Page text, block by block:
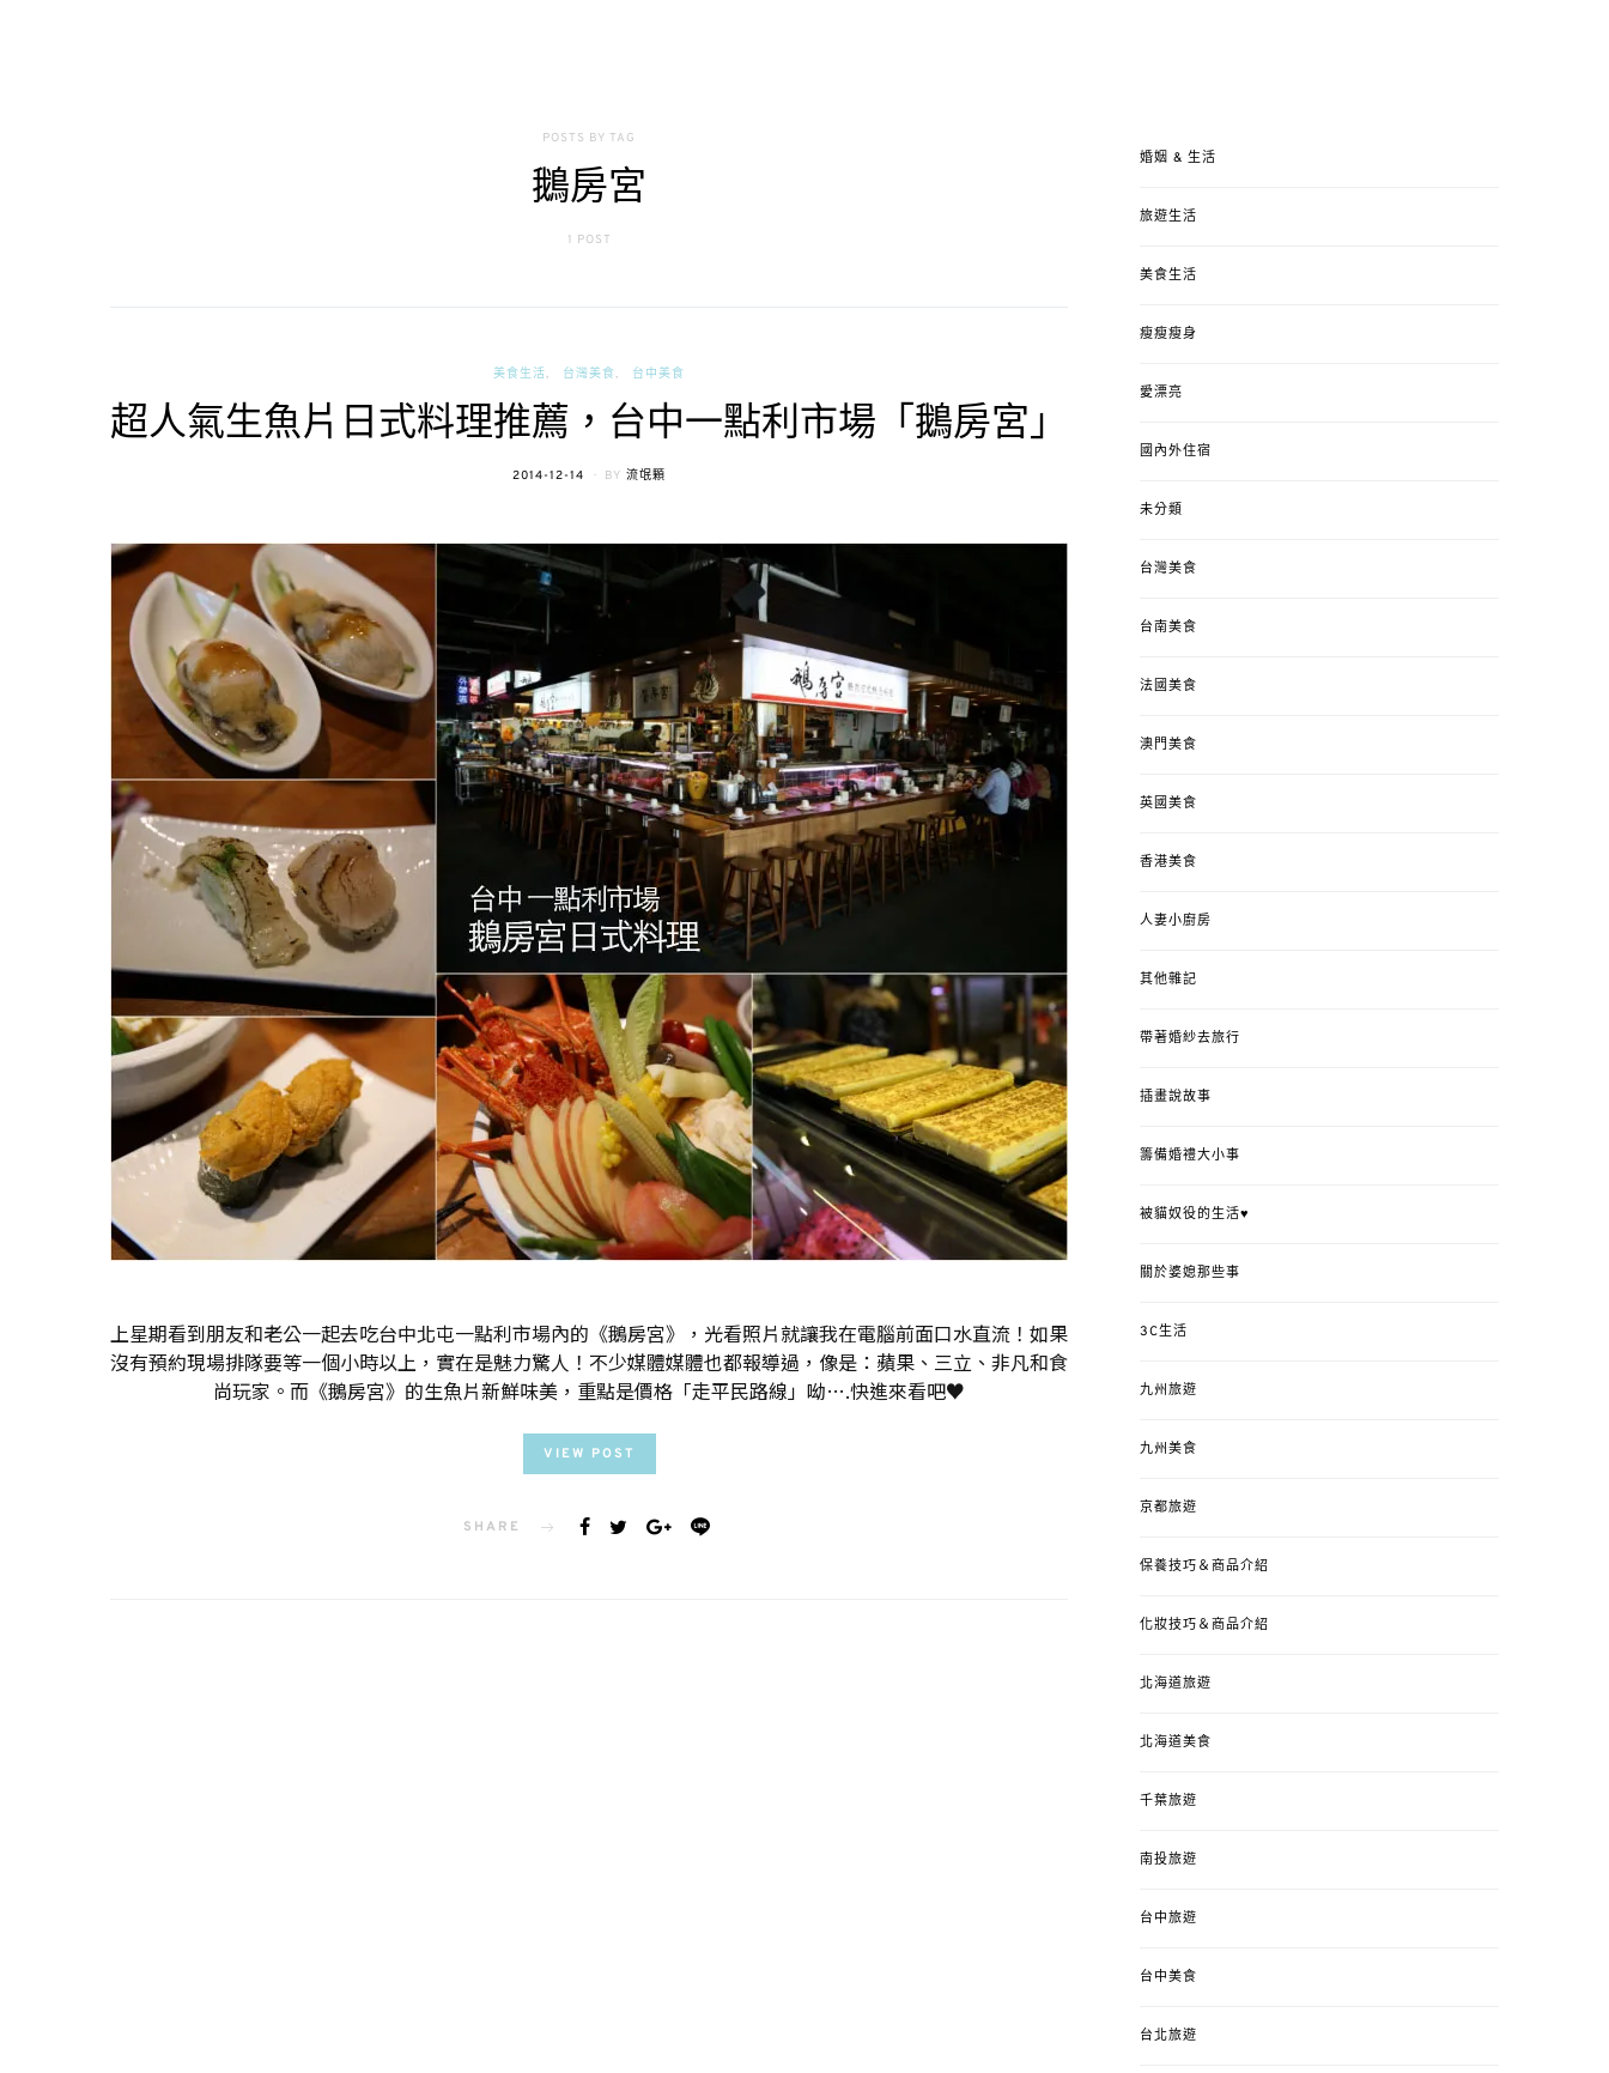
POSTS BY TAG
鵝房宮
1 POST
美食生活 台灣美食 台中美食
超人氣生魚片日式料理推薦，台中一點利市場「鵝房宮」
POSTED
2014-12-14 BY 流氓顆
上星期看到朋友和老公一起去吃台中北屯一點利市場內的《鵝房宮》，光看照片就讓我在電腦前面口水直流！如果
沒有預約現場排隊要等一個小時以上，實在是魅力驚人！不少媒體媒體也都報導過，像是：蘋果、三立、非凡和食
尚玩家。而《鵝房宮》的生魚片新鮮味美，重點是價格「走平民路線」呦….快進來看吧♥
VIEW POST
SHARE
婚姻 & 生活
旅遊生活
美食生活
瘦瘦瘦身
愛漂亮
國內外住宿
未分類
台灣美食
台南美食
法國美食
澳門美食
英國美食
香港美食
人妻小廚房
其他雜記
帶著婚紗去旅行
插畫說故事
籌備婚禮大小事
被貓奴役的生活♥
關於婆媳那些事
3C生活
九州旅遊
九州美食
京都旅遊
保養技巧＆商品介紹
化妝技巧＆商品介紹
北海道旅遊
北海道美食
千葉旅遊
南投旅遊
台中旅遊
台中美食
台北旅遊